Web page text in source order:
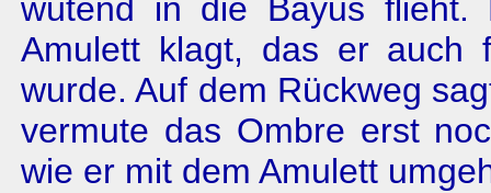
wütend in die Bayus flieht.
Amulett klagt, das er auch
wurde. Auf dem Rückweg
vermute das Ombre erst
wie er mit dem Amulett